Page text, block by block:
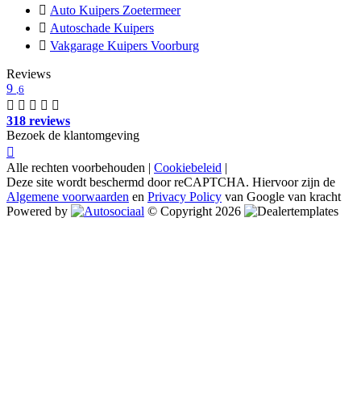
Auto Kuipers Zoetermeer
Autoschade Kuipers
Vakgarage Kuipers Voorburg
Reviews
9 ,6
318 reviews
Bezoek de klantomgeving
Alle rechten voorbehouden | Cookiebeleid |
Deze site wordt beschermd door reCAPTCHA. Hiervoor zijn de
Algemene voorwaarden en Privacy Policy van Google van kracht
Powered by
© Copyright 2026